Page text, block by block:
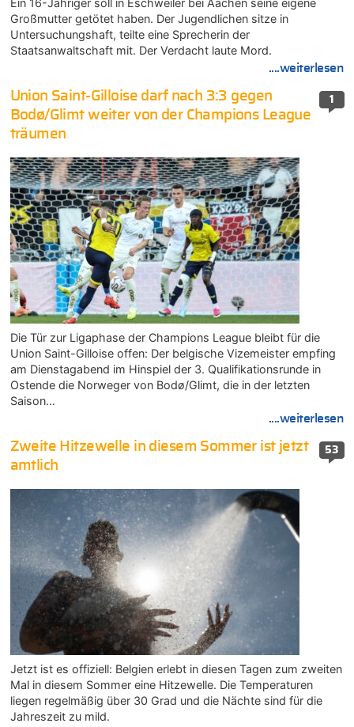
Großmutter getötet haben. Der Jugendlichen sitze in
Untersuchungshaft, teilte eine Sprecherin der
Staatsanwaltschaft mit. Der Verdacht laute Mord.
....weiterlesen
1
Union Saint-Gilloise darf nach 3:3 gegen
Bodø/Glimt weiter von der Champions League
träumen
Die Tür zur Ligaphase der Champions League bleibt für die
Union Saint-Gilloise offen: Der belgische Vizemeister empfing
am Dienstagabend im Hinspiel der 3. Qualifikationsrunde in
Ostende die Norweger von Bodø/Glimt, die in der letzten
Saison…
....weiterlesen
53
Zweite Hitzewelle in diesem Sommer ist jetzt
amtlich
Jetzt ist es offiziell: Belgien erlebt in diesen Tagen zum zweiten
Mal in diesem Sommer eine Hitzewelle. Die Temperaturen
liegen regelmäßig über 30 Grad und die Nächte sind für die
Jahreszeit zu mild.